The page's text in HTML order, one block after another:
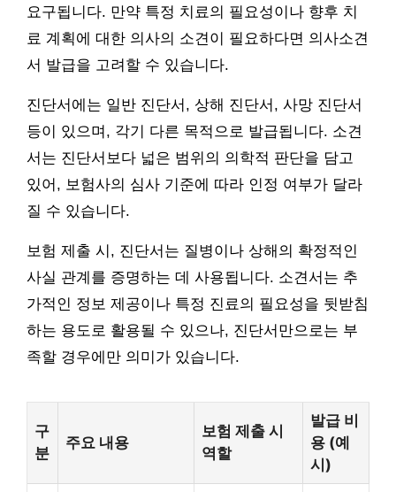
요구됩니다. 만약 특정 치료의 필요성이나 향후 치
료 계획에 대한 의사의 소견이 필요하다면 의사소견
서 발급을 고려할 수 있습니다.
진단서에는 일반 진단서, 상해 진단서, 사망 진단서
등이 있으며, 각기 다른 목적으로 발급됩니다. 소견
서는 진단서보다 넓은 범위의 의학적 판단을 담고
있어, 보험사의 심사 기준에 따라 인정 여부가 달라
질 수 있습니다.
보험 제출 시, 진단서는 질병이나 상해의 확정적인
사실 관계를 증명하는 데 사용됩니다. 소견서는 추
가적인 정보 제공이나 특정 진료의 필요성을 뒷받침
하는 용도로 활용될 수 있으나, 진단서만으로는 부
족할 경우에만 의미가 있습니다.
구
분
주요 내용
보험 제출 시
역할
발급 비
용 (예
시)